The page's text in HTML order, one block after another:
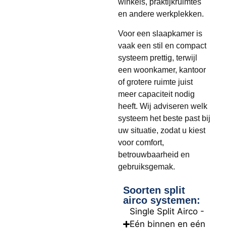
winkels, praktijkruimtes
en andere werkplekken.
Voor een slaapkamer is
vaak een stil en compact
systeem prettig, terwijl
een woonkamer, kantoor
of grotere ruimte juist
meer capaciteit nodig
heeft. Wij adviseren welk
systeem het beste past bij
uw situatie, zodat u kiest
voor comfort,
betrouwbaarheid en
gebruiksgemak.
Soorten split
airco systemen:
Single Split Airco -
Eén binnen en eén